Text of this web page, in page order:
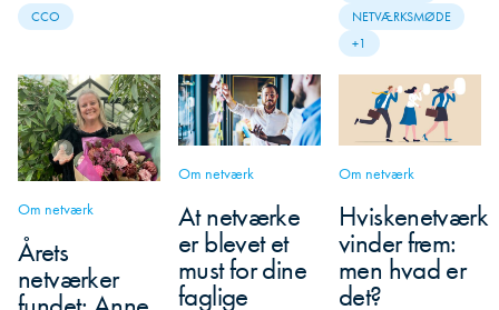
CCO
NETVÆRKSMØDE
+1
Om netværk
Årets
netværker
Om netværk
At netværke
er blevet et
must for dine
faglige
Om netværk
Hviskenetværk
vinder frem:
men hvad er
det?